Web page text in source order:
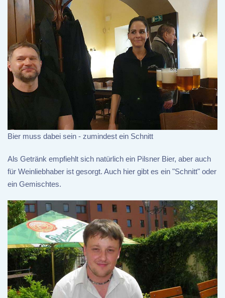
Bier muss dabei sein - zumindest ein Schnitt
Als Getränk empfiehlt sich natürlich ein Pilsner Bier, aber auch
für Weinliebhaber ist gesorgt. Auch hier gibt es ein "Schnitt" oder
ein Gemischtes.